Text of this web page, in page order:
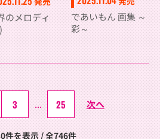
のメロディ
であいもん 画集 ～
彩～
3 ... 25 次へ
件を表示 / 全746件